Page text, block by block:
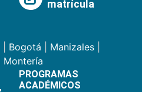
matrícula
Bogotá Manizales
Montería
PROGRAMAS
ACADÉMICOS